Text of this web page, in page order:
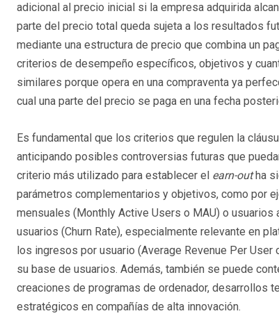
adicional al precio inicial si la empresa adquirida
parte del precio total queda sujeta a los resultados
mediante una estructura de precio que combina un
criterios de desempeño específicos, objetivos y
similares porque opera en una compraventa ya
cual una parte del precio se paga en una fecha
Es fundamental que los criterios que regulen la
anticipando posibles controversias futuras que
criterio más utilizado para establecer el earn-outha
parámetros complementarios y objetivos, como por
mensuales (Monthly Active Users o MAU) o
usuarios (Churn Rate), especialmente relevante en
los ingresos por usuario (Average Revenue Per
su base de usuarios. Además, también se puede
creaciones de programas de ordenador, desarrollos
estratégicos en compañías de alta innovación.